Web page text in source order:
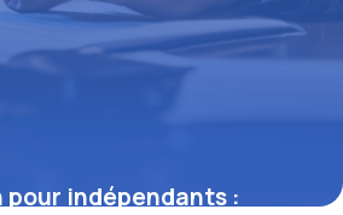
indépendants :